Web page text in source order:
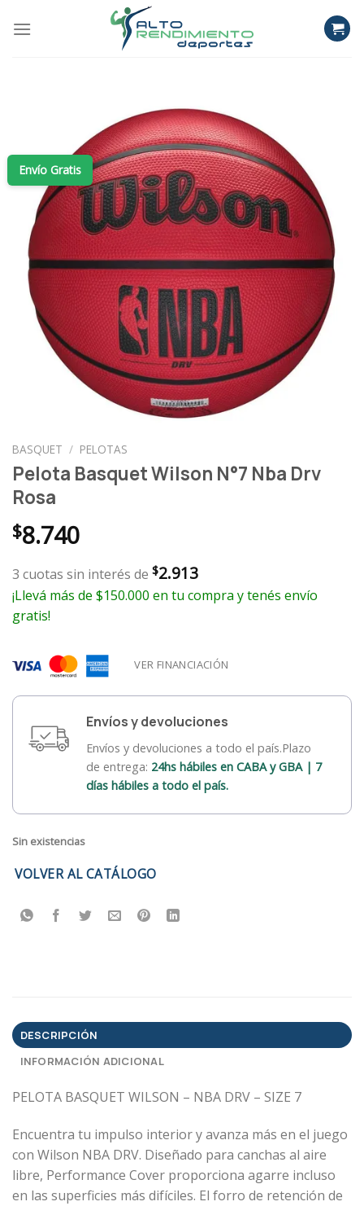
Envío Gratis
BASQUET / PELOTAS
Pelota Basquet Wilson N°7 Nba Drv
Rosa
$8.740
3 cuotas sin interés de $2.913
¡Llevá más de $150.000 en tu compra y tenés envío
gratis!
VER FINANCIACIÓN
Envíos y devoluciones
Envíos y devoluciones a todo el país.Plazo
de entrega: 24hs hábiles en CABA y GBA | 7
días hábiles a todo el país.
Sin existencias
VOLVER AL CATÁLOGO
DESCRIPCIÓN
INFORMACIÓN ADICIONAL
PELOTA BASQUET WILSON – NBA DRV – SIZE 7
Encuentra tu impulso interior y avanza más en el juego
con Wilson NBA DRV. Diseñado para canchas al aire
libre, Performance Cover proporciona agarre incluso
en las superficies más difíciles. El forro de retención de